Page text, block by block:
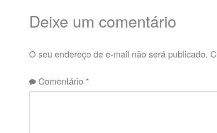
Deixe um comentário
O seu endereço de e-mail não será publicado.
Comentário *